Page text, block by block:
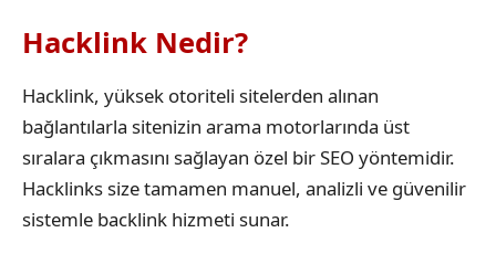
Hacklink Nedir?
Hacklink, yüksek otoriteli sitelerden alınan
bağlantılarla sitenizin arama motorlarında üst
sıralara çıkmasını sağlayan özel bir SEO yöntemidir.
Hacklinks size tamamen manuel, analizli ve güvenilir
sistemle backlink hizmeti sunar.